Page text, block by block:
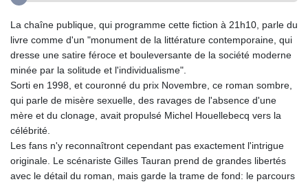
La chaîne publique, qui programme cette fiction à 21h10, parle du
livre comme d'un "monument de la littérature contemporaine, qui
dresse une satire féroce et bouleversante de la société moderne
minée par la solitude et l'individualisme".
Sorti en 1998, et couronné du prix Novembre, ce roman sombre,
qui parle de misère sexuelle, des ravages de l'absence d'une
mère et du clonage, avait propulsé Michel Houellebecq vers la
célébrité.
Les fans n'y reconnaîtront cependant pas exactement l'intrigue
originale. Le scénariste Gilles Tauran prend de grandes libertés
avec le détail du roman, mais garde la trame de fond: le parcours